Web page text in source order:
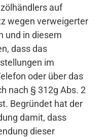
auf
wegen verweigerter
und in diesem
dass das
im
oder über das
nach § 312g Abs. 2
Begründet hat der
damit, dass
dieser